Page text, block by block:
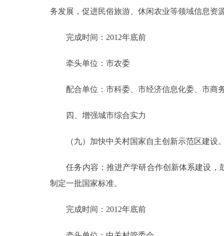
务发展，促进民俗旅游、休闲农业等领域信息资
完成时间：2012年底前
牵头单位：市农委
配合单位：市科委、市经济信息化委、市商
四、增强城市综合实力
（九）加快中关村国家自主创新示范区建设
任务内容：推进产学研合作创新体系建设，
制定一批国家标准。
完成时间：2012年底前